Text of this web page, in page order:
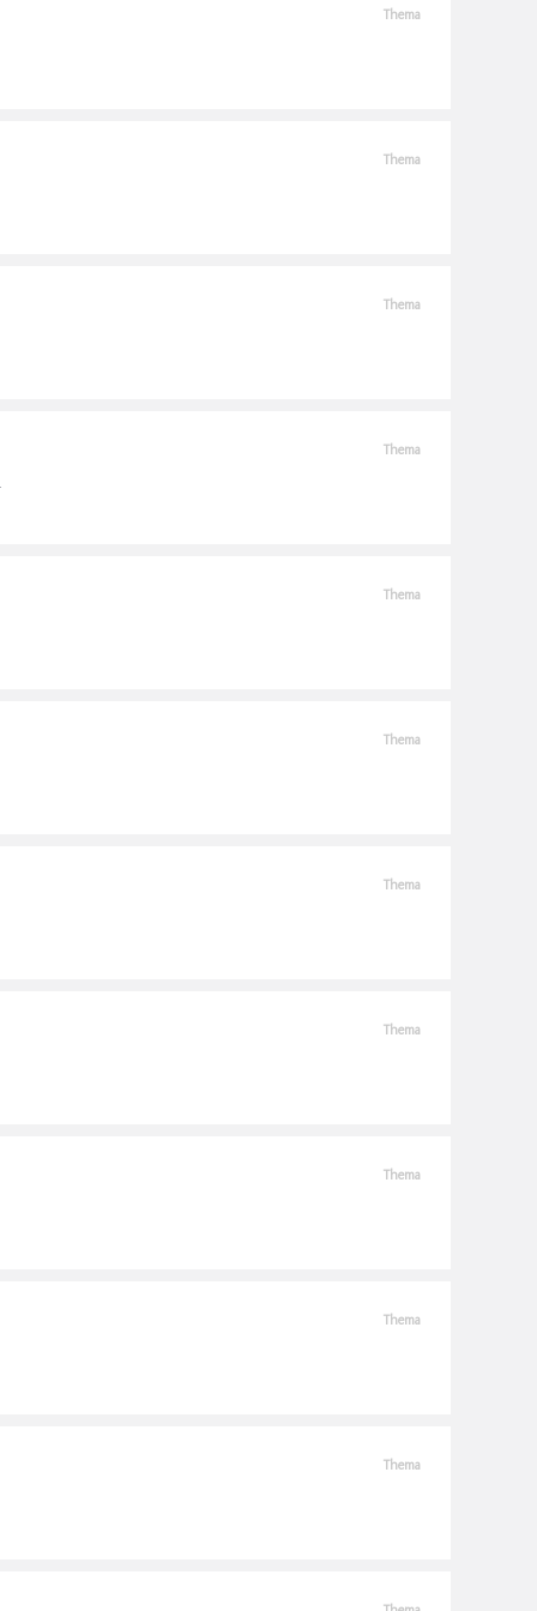
Thema
Thema
Thema
Thema
Thema
Thema
Thema
Thema
Thema
Thema
Thema